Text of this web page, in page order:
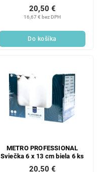
16,67 € bez DPH
20,50 €
Do košíka
METRO PROFESSIONAL
Sviečka 6 x 13 cm biela 6 ks
20,50 €